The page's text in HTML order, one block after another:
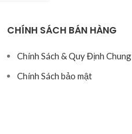
CHÍNH SÁCH BÁN HÀNG
Chính Sách & Quy Định Chung
Chính Sách bảo mật